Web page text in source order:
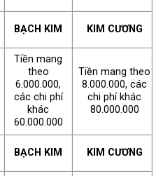
BẠCH KIM KIM CƯƠNG
Tiền mang
theo
6.000.000,
các chi phí
khác
60.000.000
Tiền mang theo
8.000.000, các
chi phí khác
80.000.000
BẠCH KIM KIM CƯƠNG